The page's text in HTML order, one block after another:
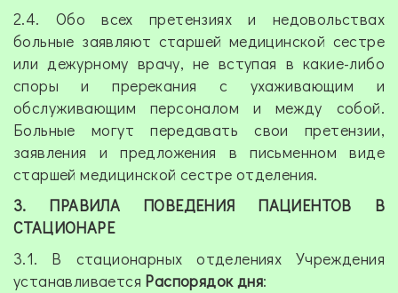
2.4. Обо всех претензиях и недовольствах
больные заявляют старшей медицинской сестре
или дежурному врачу, не вступая в какие-либо
споры и пререкания с ухаживающим и
обслуживающим персоналом и между собой.
Больные могут передавать свои претензии,
заявления и предложения в письменном виде
старшей медицинской сестре отделения.
3. ПРАВИЛА ПОВЕДЕНИЯ ПАЦИЕНТОВ В
СТАЦИОНАРЕ
3.1. В стационарных отделениях Учреждения
устанавливается Распорядок дня: